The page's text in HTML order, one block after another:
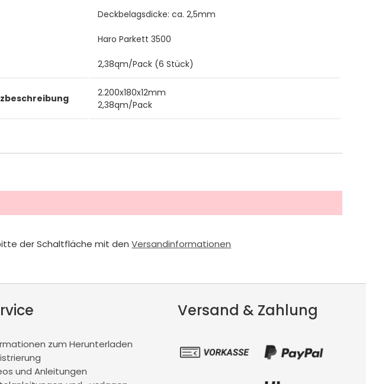
Deckbelagsdicke: ca. 2,5mm
Haro Parkett 3500
2,38qm/Pack (6 Stück)
2.200x180x12mm
2,38qm/Pack
der Schaltfläche mit denVersandinformationen
zum Herunterladen
und Anleitungen
Versand & Zahlung